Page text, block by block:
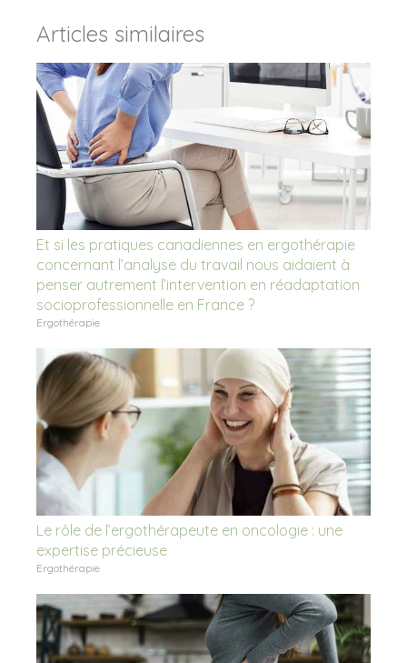
Articles similaires
Et si les pratiques canadiennes en ergothérapie
concernant l’analyse du travail nous aidaient à
penser autrement l’intervention en réadaptation
socioprofessionnelle en France ?
Ergothérapie
Le rôle de l’ergothérapeute en oncologie : une
expertise précieuse
Ergothérapie